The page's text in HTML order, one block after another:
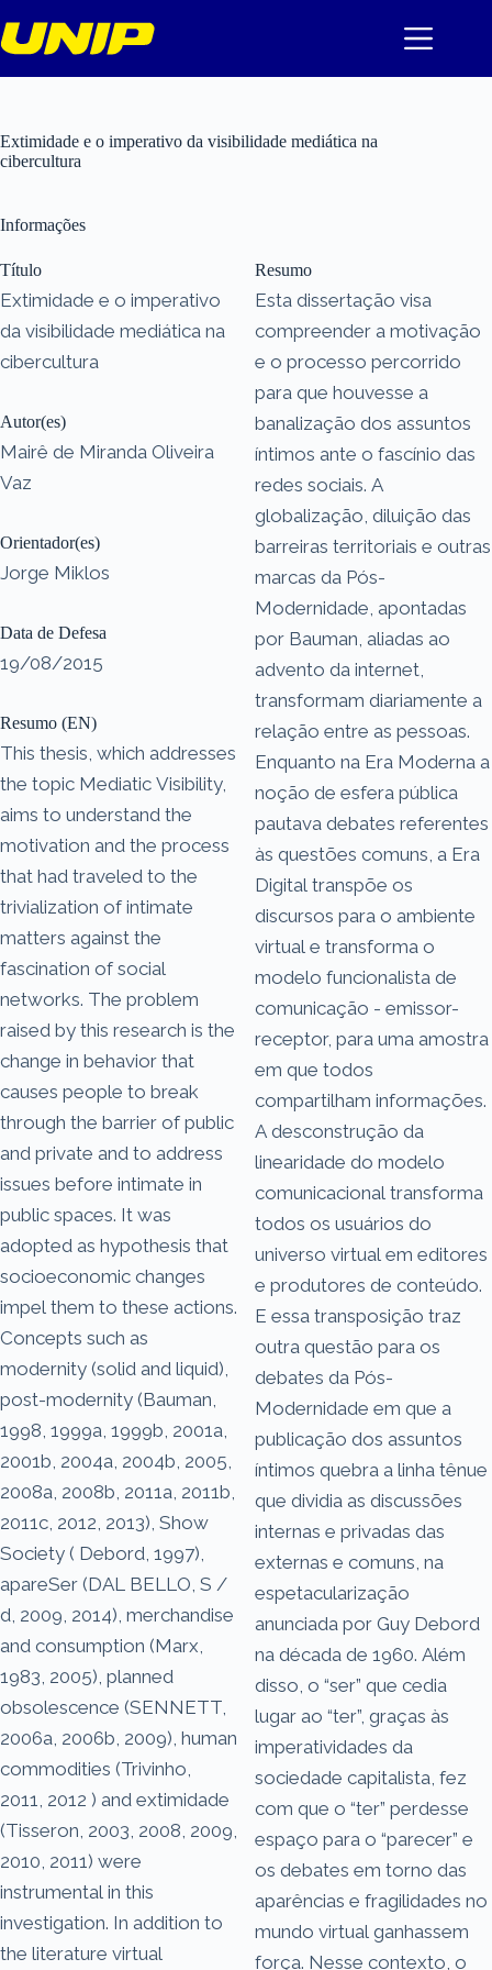
para
o
Extimidade e o imperativo da visibilidade mediática na
cibercultura
Informações
Título
Extimidade e o imperativo
da visibilidade mediática na
cibercultura
Autor(es)
Mairê de Miranda Oliveira
Vaz
Orientador(es)
Jorge Miklos
Data de Defesa
19/08/2015
Resumo (EN)
This thesis, which addresses
the topic Mediatic Visibility,
aims to understand the
motivation and the process
that had traveled to the
trivialization of intimate
matters against the
fascination of social
networks. The problem
raised by this research is the
change in behavior that
causes people to break
through the barrier of public
and private and to address
issues before intimate in
public spaces. It was
adopted as hypothesis that
socioeconomic changes
impel them to these actions.
Concepts such as
modernity (solid and liquid),
post-modernity (Bauman,
1998, 1999a, 1999b, 2001a,
2001b, 2004a, 2004b, 2005,
2008a, 2008b, 2011a, 2011b,
2011c, 2012, 2013), Show
Society ( Debord, 1997),
apareSer (DAL BELLO, S /
d, 2009, 2014), merchandise
and consumption (Marx,
1983, 2005), planned
obsolescence (SENNETT,
2006a, 2006b, 2009), human
commodities (Trivinho,
2011, 2012 ) and extimidade
(Tisseron, 2003, 2008, 2009,
2010, 2011) were
instrumental in this
investigation. In addition to
the literature virtual
Resumo
Esta dissertação visa
compreender a motivação
e o processo percorrido
para que houvesse a
banalização dos assuntos
íntimos ante o fascínio das
redes sociais. A
globalização, diluição das
barreiras territoriais e outras
marcas da Pós-
Modernidade, apontadas
por Bauman, aliadas ao
advento da internet,
transformam diariamente a
relação entre as pessoas.
Enquanto na Era Moderna a
noção de esfera pública
pautava debates referentes
às questões comuns, a Era
Digital transpõe os
discursos para o ambiente
virtual e transforma o
modelo funcionalista de
comunicação - emissor-
receptor, para uma amostra
em que todos
compartilham informações.
A desconstrução da
linearidade do modelo
comunicacional transforma
todos os usuários do
universo virtual em editores
e produtores de conteúdo.
E essa transposição traz
outra questão para os
debates da Pós-
Modernidade em que a
publicação dos assuntos
íntimos quebra a linha tênue
que dividia as discussões
internas e privadas das
externas e comuns, na
espetacularização
anunciada por Guy Debord
na década de 1960. Além
disso, o “ser” que cedia
lugar ao “ter”, graças às
imperatividades da
sociedade capitalista, fez
com que o “ter” perdesse
espaço para o “parecer” e
os debates em torno das
aparências e fragilidades no
mundo virtual ganhassem
força. Nesse contexto, o